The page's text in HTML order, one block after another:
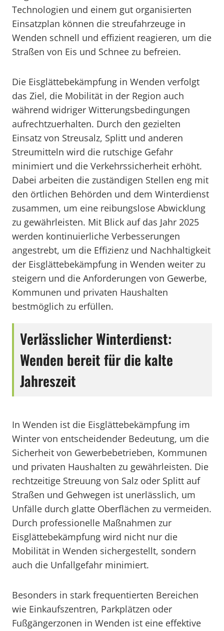
Technologien und einem gut organisierten
Einsatzplan können die streufahrzeuge in
Wenden schnell und effizient reagieren, um die
Straßen von Eis und Schnee zu befreien.
Die Eisglättebekämpfung in Wenden verfolgt
das Ziel, die Mobilität in der Region auch
während widriger Witterungsbedingungen
aufrechtzuerhalten. Durch den gezielten
Einsatz von Streusalz, Splitt und anderen
Streumitteln wird die rutschige Gefahr
minimiert und die Verkehrssicherheit erhöht.
Dabei arbeiten die zuständigen Stellen eng mit
den örtlichen Behörden und dem Winterdienst
zusammen, um eine reibungslose Abwicklung
zu gewährleisten. Mit Blick auf das Jahr 2025
werden kontinuierliche Verbesserungen
angestrebt, um die Effizienz und Nachhaltigkeit
der Eisglättebekämpfung in Wenden weiter zu
steigern und die Anforderungen von Gewerbe,
Kommunen und privaten Haushalten
bestmöglich zu erfüllen.
Verlässlicher Winterdienst:
Wenden bereit für die kalte
Jahreszeit
In Wenden ist die Eisglättebekämpfung im
Winter von entscheidender Bedeutung, um die
Sicherheit von Gewerbebetrieben, Kommunen
und privaten Haushalten zu gewährleisten. Die
rechtzeitige Streuung von Salz oder Splitt auf
Straßen und Gehwegen ist unerlässlich, um
Unfälle durch glatte Oberflächen zu vermeiden.
Durch professionelle Maßnahmen zur
Eisglättebekämpfung wird nicht nur die
Mobilität in Wenden sichergestellt, sondern
auch die Unfallgefahr minimiert.
Besonders in stark frequentierten Bereichen
wie Einkaufszentren, Parkplätzen oder
Fußgängerzonen in Wenden ist eine effektive